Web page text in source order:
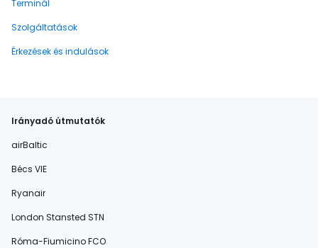
Terminál
Szolgáltatások
Érkezések és indulások
Irányadó útmutatók
airBaltic
Bécs VIE
Ryanair
London Stansted STN
Róma-Fiumicino FCO